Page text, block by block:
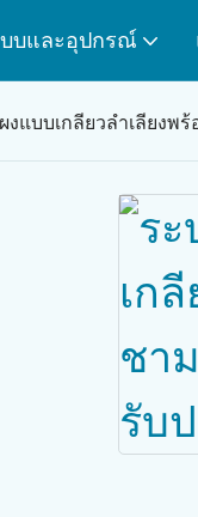
บและอุปกรณ์
งแบบเกลียวลำเลียงพ